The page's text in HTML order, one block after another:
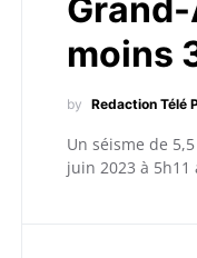
moins
by Redaction Télé
Un séisme de
juin 2023 à